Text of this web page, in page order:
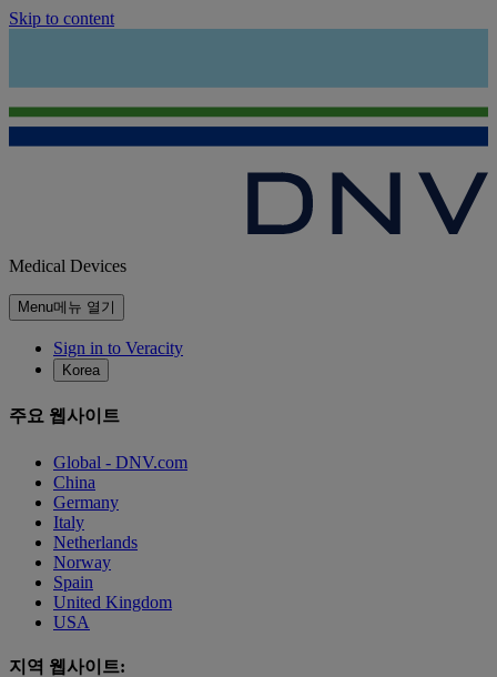
Skip to content
Medical Devices
Menu메뉴 열기
Sign in to Veracity
Korea
주요 웹사이트
Global - DNV.com
China
Germany
Italy
Netherlands
Norway
Spain
United Kingdom
USA
지역 웹사이트: